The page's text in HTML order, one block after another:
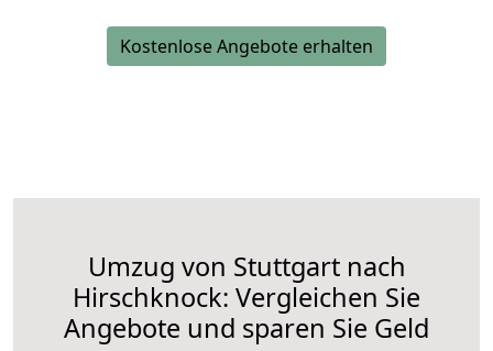
Kostenlose Angebote erhalten
Umzug von Stuttgart nach
Hirschknock: Vergleichen Sie
Angebote und sparen Sie Geld